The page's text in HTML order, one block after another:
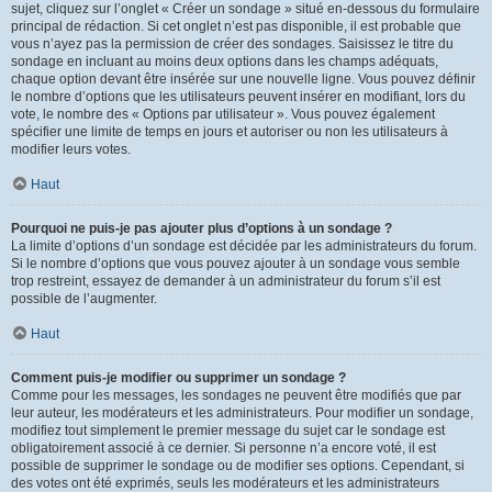
sujet, cliquez sur l’onglet « Créer un sondage » situé en-dessous du formulaire
principal de rédaction. Si cet onglet n’est pas disponible, il est probable que
vous n’ayez pas la permission de créer des sondages. Saisissez le titre du
sondage en incluant au moins deux options dans les champs adéquats,
chaque option devant être insérée sur une nouvelle ligne. Vous pouvez définir
le nombre d’options que les utilisateurs peuvent insérer en modifiant, lors du
vote, le nombre des « Options par utilisateur ». Vous pouvez également
spécifier une limite de temps en jours et autoriser ou non les utilisateurs à
modifier leurs votes.
Haut
Pourquoi ne puis-je pas ajouter plus d’options à un sondage ?
La limite d’options d’un sondage est décidée par les administrateurs du forum.
Si le nombre d’options que vous pouvez ajouter à un sondage vous semble
trop restreint, essayez de demander à un administrateur du forum s’il est
possible de l’augmenter.
Haut
Comment puis-je modifier ou supprimer un sondage ?
Comme pour les messages, les sondages ne peuvent être modifiés que par
leur auteur, les modérateurs et les administrateurs. Pour modifier un sondage,
modifiez tout simplement le premier message du sujet car le sondage est
obligatoirement associé à ce dernier. Si personne n’a encore voté, il est
possible de supprimer le sondage ou de modifier ses options. Cependant, si
des votes ont été exprimés, seuls les modérateurs et les administrateurs